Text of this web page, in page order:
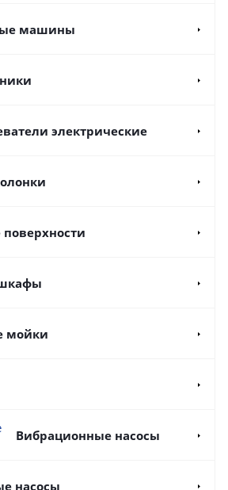
машины
электрические
мойки
Вибрационные насосы
насосы